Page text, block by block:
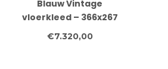
Blauw Vintage
vloerkleed – 366x267
cm – Handgeknoopt
€7.320,00